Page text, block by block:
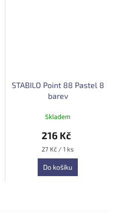
STABILO Point 88 Pastel 8
barev
Skladem
216 Kč
Měrná
cena:
27 Kč / 1 ks
Do košíku